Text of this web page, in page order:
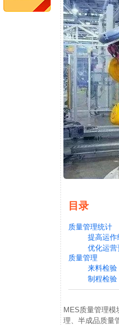
目录
质量管理统计
提高运作
优化运营
质量管理
来料检验
制程检验
MES质量管理模
理、半成品质量